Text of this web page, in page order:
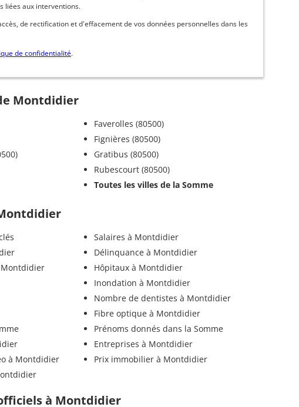
liées aux interventions.
de rectification et d'effacement de vos données personnelles dans les
de confidentialité.
Montdidier
Faverolles (80500)
Fignières (80500)
Gratibus (80500)
Rubescourt (80500)
Toutes les villes de la Somme
Montdidier
à Montdidier
Salaires à Montdidier
Délinquance à Montdidier
Hôpitaux à Montdidier
Inondation à Montdidier
Nombre de dentistes à Montdidier
Fibre optique à Montdidier
Prénoms donnés dans la Somme
Entreprises à Montdidier
Prix immobilier à Montdidier
à Montdidier